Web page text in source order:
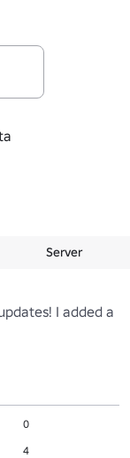
Server
I added a
0
4